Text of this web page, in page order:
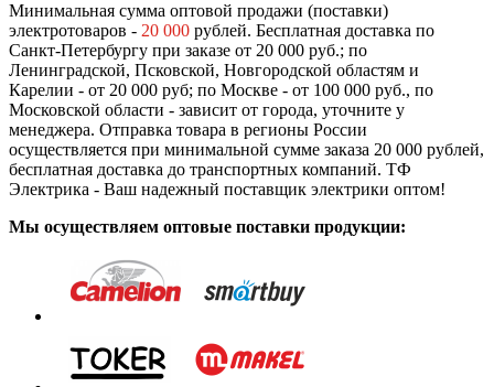
Минимальная сумма оптовой продажи (поставки)
электротоваров - 20 000 рублей. Бесплатная доставка по
Санкт-Петербургу при заказе от 20 000 руб.; по
Ленинградской, Псковской, Новгородской областям и
Карелии - от 20 000 руб; по Москве - от 100 000 руб., по
Московской области - зависит от города, уточните у
менеджера. Отправка товара в регионы России
осуществляется при минимальной сумме заказа 20 000 рублей,
бесплатная доставка до транспортных компаний. ТФ
Электрика - Ваш надежный поставщик электрики оптом!
Мы осуществляем оптовые поставки продукции: